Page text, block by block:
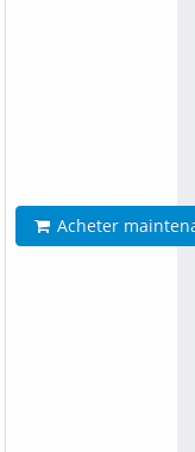
Acheter